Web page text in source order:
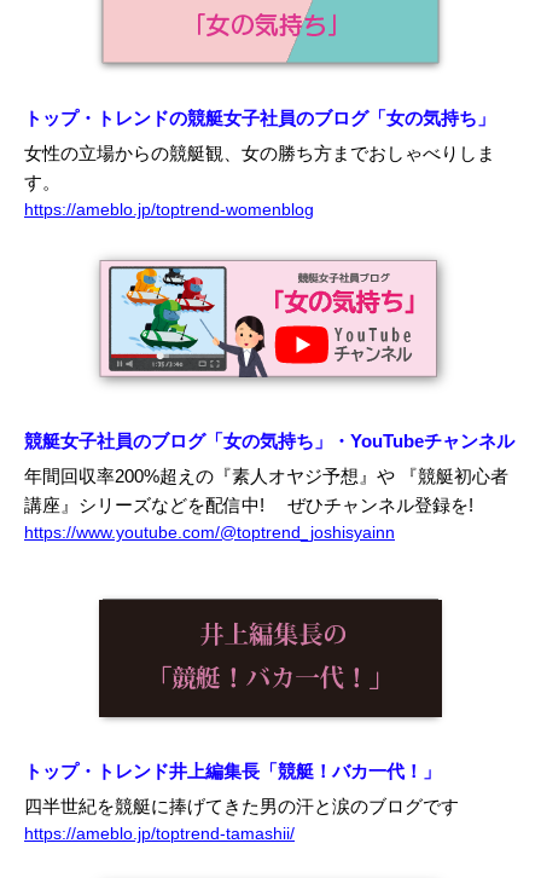
トップ・トレンドの競艇女子社員のブログ「女の気持ち」
女性の立場からの競艇観、女の勝ち方までおしゃべりしま
す。
https://ameblo.jp/toptrend-womenblog
競艇女子社員のブログ「女の気持ち」・YouTubeチャンネル
年間回収率200%超えの『素人オヤジ予想』や 『競艇初心者
講座』シリーズなどを配信中! ぜひチャンネル登録を!
https://www.youtube.com/@toptrend_joshisyainn
トップ・トレンド井上編集長「競艇！バカ一代！」
四半世紀を競艇に捧げてきた男の汗と涙のブログです
https://ameblo.jp/toptrend-tamashii/